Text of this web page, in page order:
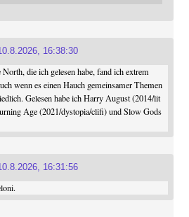
16:38:30
die ich gelesen habe, fand ich extrem
wenn es einen Hauch gemeinsamer Themen
Gelesen habe ich Harry August (2014/lit
Age (2021/dystopia/clifi) und Slow Gods
16:31:56